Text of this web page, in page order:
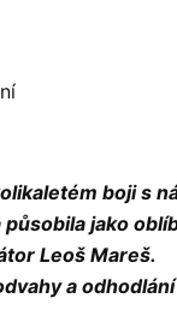
boji s
jako
Leoš Mareš.
a odhodlání